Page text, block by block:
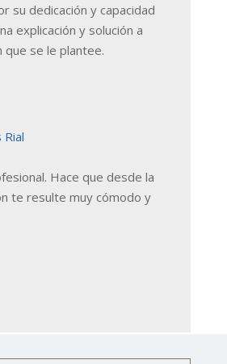
su dedicación y capacidad
explicación y solución a
que se le plantee.
Hace que desde la
te resulte muy cómodo y